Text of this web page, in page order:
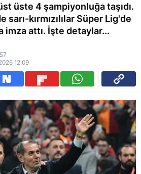
üste 4 şampiyonluğa taşıdı.
kırmızılılar Süper Lig'de
imza attı. İşte detaylar...
12:09